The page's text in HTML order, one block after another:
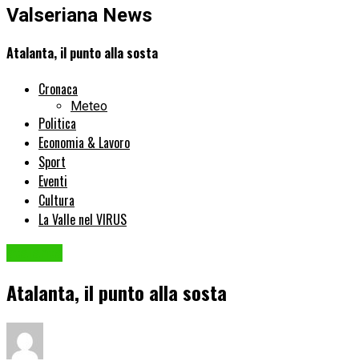
Valseriana News
Atalanta, il punto alla sosta
Cronaca
Meteo
Politica
Economia & Lavoro
Sport
Eventi
Cultura
La Valle nel VIRUS
Atalanta, il punto alla sosta